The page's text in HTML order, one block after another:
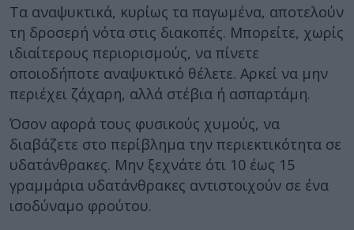
Τα αναψυκτικά, κυρίως τα παγωμένα, αποτελούν
τη δροσερή νότα στις διακοπές. Μπορείτε, χωρίς
ιδιαίτερους περιορισμούς, να πίνετε
οποιοδήποτε αναψυκτικό θέλετε. Αρκεί να μην
περιέχει ζάχαρη, αλλά στέβια ή ασπαρτάμη.
Όσον αφορά τους φυσικούς χυμούς, να
διαβάζετε στο περίβλημα την περιεκτικότητα σε
υδατάνθρακες. Μην ξεχνάτε ότι 10 έως 15
γραμμάρια υδατάνθρακες αντιστοιχούν σε ένα
ισοδύναμο φρούτου.